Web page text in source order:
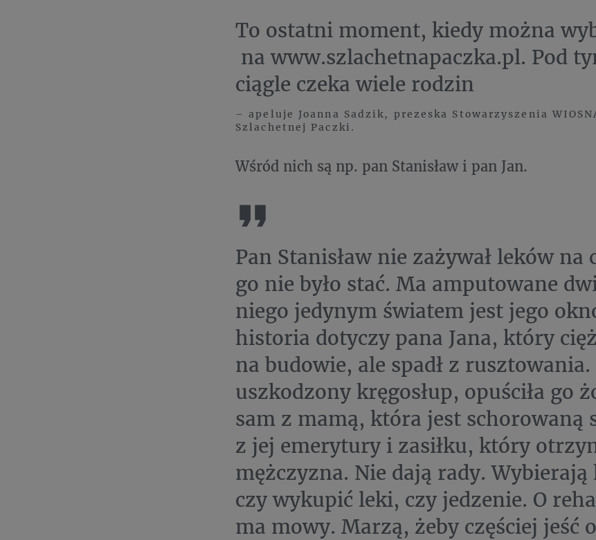
To ostatni moment, kiedy można
na www.szlachetnapaczka.pl. Pod
ciągle czeka wiele rodzin
– apeluje Joanna Sadzik, prezeska Stowarzyszenia
Szlachetnej Paczki.
Wśród nich są np. pan Stanisław i pan Jan.
Pan Stanisław nie zażywał leków na
go nie było stać. Ma amputowane
niego jedynym światem jest jego
historia dotyczy pana Jana, który
na budowie, ale spadł z rusztowania.
uszkodzony kręgosłup, opuściła go
sam z mamą, która jest schorowaną
z jej emerytury i zasiłku, który
mężczyzna. Nie dają rady. Wybierają
czy wykupić leki, czy jedzenie. O
ma mowy. Marzą, żeby częściej jeść